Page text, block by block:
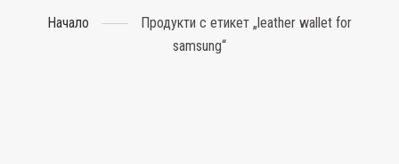
Начало
Продукти с етикет „leather wallet for
samsung“